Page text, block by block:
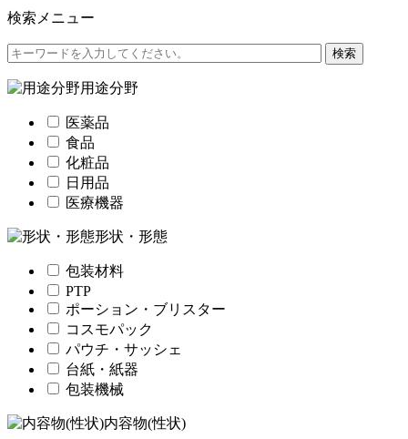
検索メニュー
用途分野
医薬品
食品
化粧品
日用品
医療機器
形状・形態
包装材料
PTP
ポーション・ブリスター
コスモパック
パウチ・サッシェ
台紙・紙器
包装機械
内容物(性状)